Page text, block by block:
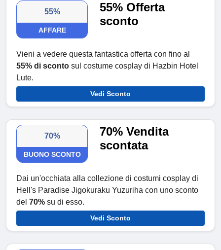
55%
AFFARE
55% Offerta
sconto
Vieni a vedere questa fantastica offerta con fino al
55% di sconto sul costume cosplay di Hazbin Hotel
Lute.
Vedi Sconto
70%
BUONO SCONTO
70% Vendita
scontata
Dai un'occhiata alla collezione di costumi cosplay di
Hell's Paradise Jigokuraku Yuzuriha con uno sconto
del 70% su di esso.
Vedi Sconto